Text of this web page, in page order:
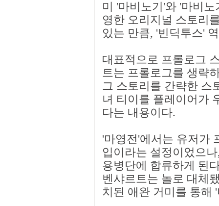
미 '마비노기'와 '마비
영한 오리지널 스토리
있는 만큼, '빈딕투스'
대표적으로 프롤로그
트는 프롤로그를 생략
그 스토리를 간략한 스
녀 티이를 플레이어가
다는 내용이다.
'마영전'에서는 유저가
입이라는 설정이었으
용병단에 합류하게 된
벤샤르트는 놀로 대체
치된 애완 거미를 통해